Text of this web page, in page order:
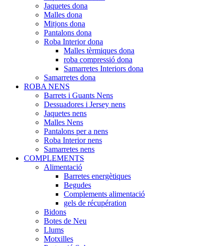
Jaquetes dona
Malles dona
Mitjons dona
Pantalons dona
Roba Interior dona
Malles tèrmiques dona
roba compressió dona
Samarretes Interiors dona
Samarretes dona
ROBA NENS
Barrets i Guants Nens
Dessuadores i Jersey nens
Jaquetes nens
Malles Nens
Pantalons per a nens
Roba Interior nens
Samarretes nens
COMPLEMENTS
Alimentació
Barretes energètiques
Begudes
Complements alimentació
gels de récupération
Bidons
Botes de Neu
Llums
Motxilles